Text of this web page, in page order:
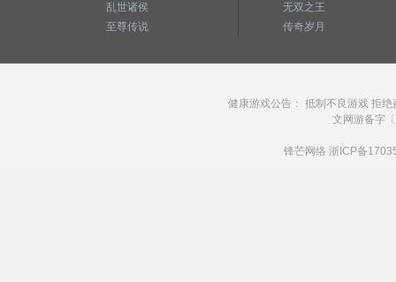
乱世诸侯
至尊传说
无双之王
传奇岁月
健康游戏公告： 抵制不良游戏 拒
文网游备字
锋芒网络 浙ICP备